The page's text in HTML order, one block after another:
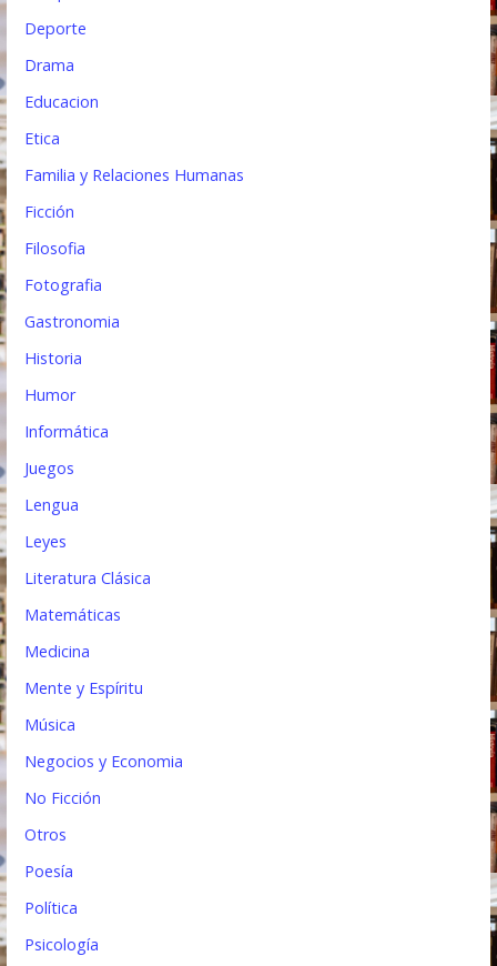
Deporte
Drama
Educacion
Etica
Familia y Relaciones Humanas
Ficción
Filosofia
Fotografia
Gastronomia
Historia
Humor
Informática
Juegos
Lengua
Leyes
Literatura Clásica
Matemáticas
Medicina
Mente y Espíritu
Música
Negocios y Economia
No Ficción
Otros
Poesía
Política
Psicología